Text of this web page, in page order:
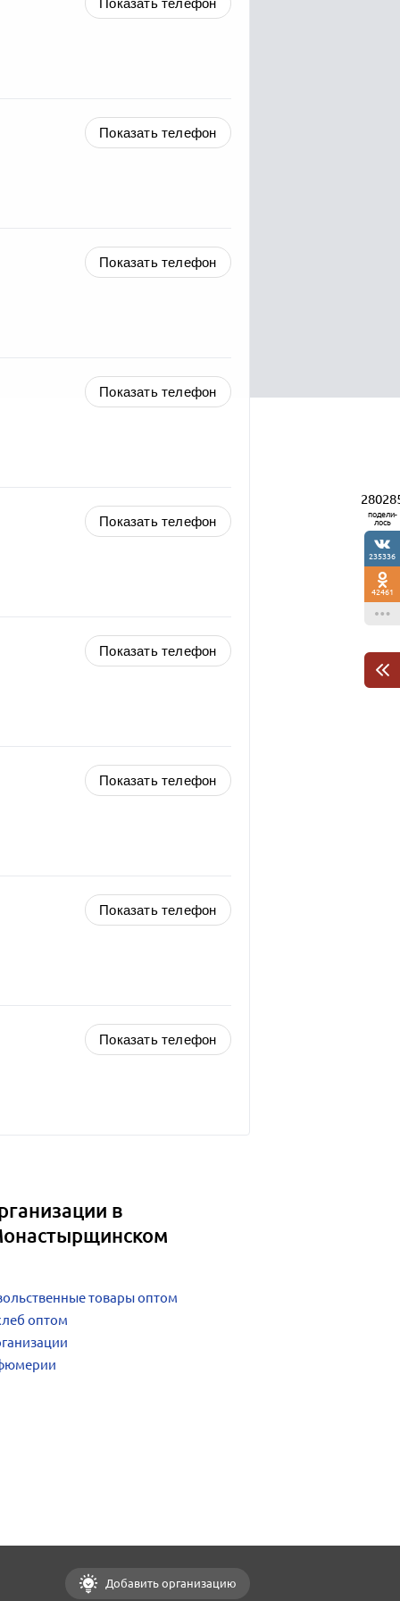
Показать телефон
Показать телефон
Показать телефон
Показать телефон
Показать телефон
Показать телефон
Показать телефон
Показать телефон
Показать телефон
в
товары оптом
оптом
подели-
лось
235336
42461
Добавить организацию